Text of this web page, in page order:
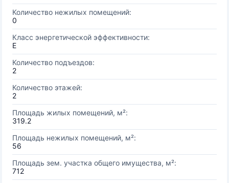
Количество нежилых помещений:
0
Класс энергетической эффективности:
E
Количество подъездов:
2
Количество этажей:
2
Площадь жилых помещений, м²:
319.2
Площадь нежилых помещений, м²:
56
Площадь зем. участка общего имущества, м²:
712